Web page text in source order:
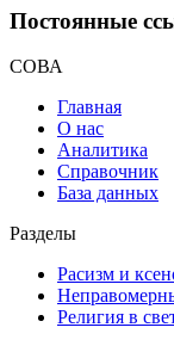
Постоянные
СОВА
Главная
О нас
Аналитика
Справочник
База данных
Разделы
Расизм и
Религия в